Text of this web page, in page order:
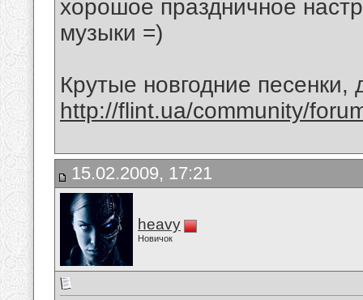
хорошое праздничное
музыки =)
Крутые новгодние
http://flint.ua/community/
15.02.2009, 17:21
heavy
Новичок